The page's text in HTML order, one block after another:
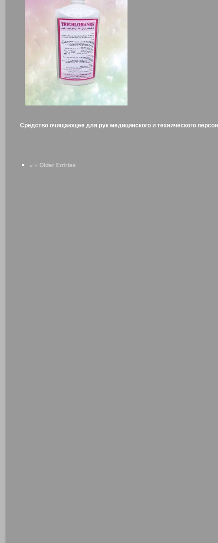
Средство очищающее для рук медицинского и технического
« Older Entries